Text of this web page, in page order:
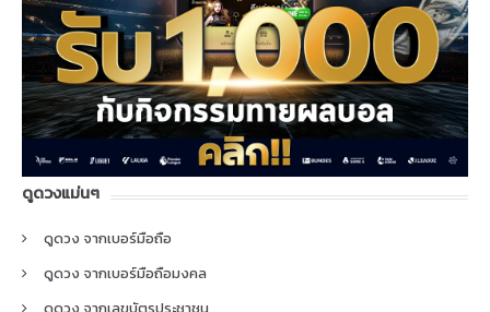
ดูดวงแม่นๆ
ดูดวง จากเบอร์มือถือ
ดูดวง จากเบอร์มือถือมงคล